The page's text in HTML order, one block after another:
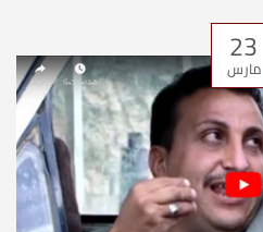
23
مارس